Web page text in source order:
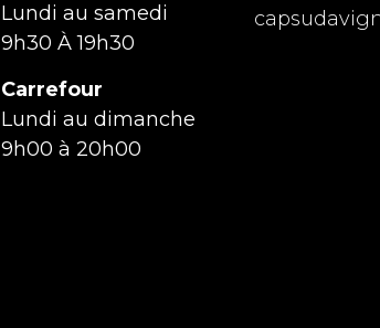
Lundi au samedi
9h30 À 19h30
Carrefour
Lundi au dimanche
9h00 à 20h00